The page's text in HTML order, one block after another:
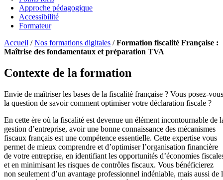
Approche pédagogique
Accessibilité
Formateur
Accueil /Nos formations digitales /Formation fiscalité Française :
Maîtrise des fondamentaux et préparation TVA
Contexte de la formation
Envie de maîtriser les bases de la fiscalité française ? Vous posez-vous
la question de savoir comment optimiser votre déclaration fiscale ?
En cette ère où la fiscalité est devenue un élément incontournable de
gestion d’entreprise, avoir une bonne connaissance des mécanismes
fiscaux français est une compétence essentielle. Cette expertise vous
permet de mieux comprendre et d’optimiser l’organisation financière
de votre entreprise, en identifiant les opportunités d’économies
et en minimisant les risques de contrôles fiscaux. Vous bénéficierez
non seulement d’un avantage professionnel indéniable, mais aussi de